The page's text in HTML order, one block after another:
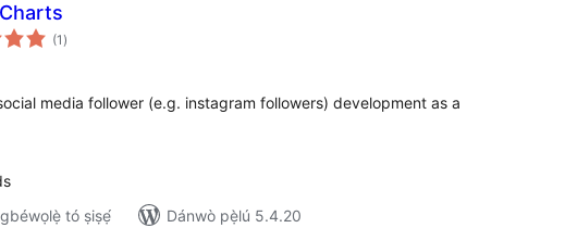
(1 àpapọ̀
àwọn
)
media follower (e.g. instagram followers) development as a
tó ṣiṣẹ́
Dánwò pẹ̀lú 5.4.20